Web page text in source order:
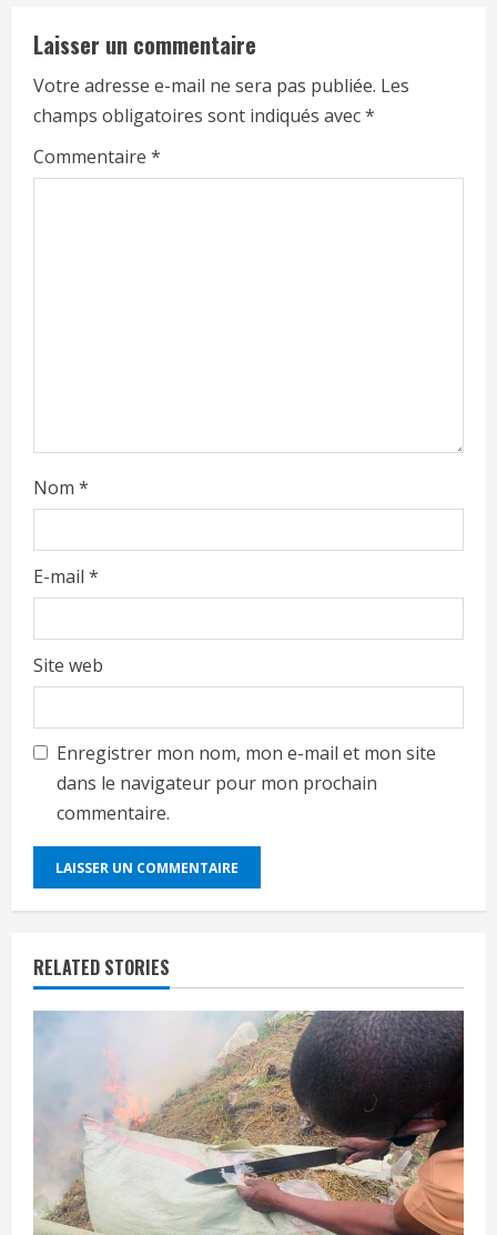
Laisser un commentaire
Votre adresse e-mail ne sera pas publiée. Les
champs obligatoires sont indiqués avec*
Commentaire *
Nom *
E-mail *
Site web
Enregistrer mon nom, mon e-mail et mon site
dans le navigateur pour mon prochain
commentaire.
RELATED STORIES